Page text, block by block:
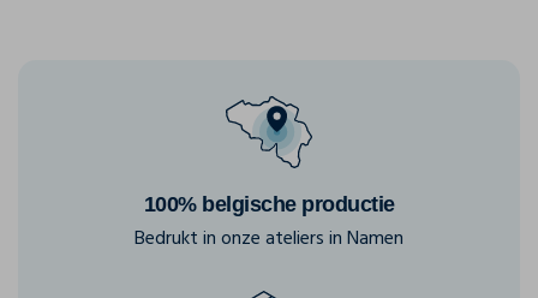
100% belgische productie
Bedrukt in onze ateliers in Namen